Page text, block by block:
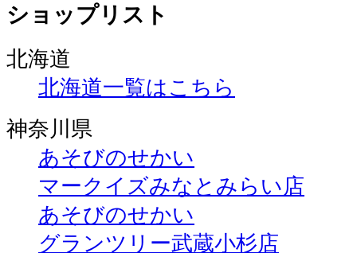
ショップリスト
北海道
北海道一覧はこちら
神奈川県
あそびのせかい
マークイズみなとみらい店
あそびのせかい
グランツリー武蔵小杉店